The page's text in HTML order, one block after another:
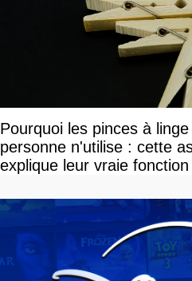
Pourquoi les pinces à
personne n'utilise : cette
explique leur vraie